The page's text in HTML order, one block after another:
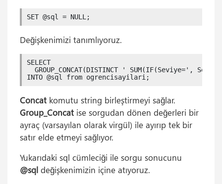
SET @sql = NULL;
Değişkenimizi tanımlıyoruz.
SELECT
GROUP_CONCAT(DISTINCT ' SUM(IF(Seviye=',
INTO @sql from ogrencisayilari;
Concat komutu string birleştirmeyi sağlar.
Group_Concat ise sorgudan dönen değerleri bir
ayraç (varsayılan olarak virgül) ile ayırıp tek bir
satır elde etmeyi sağlıyor.
Yukarıdaki sql cümleciği ile sorgu sonucunu
@sql değişkenimizin içine atıyoruz.